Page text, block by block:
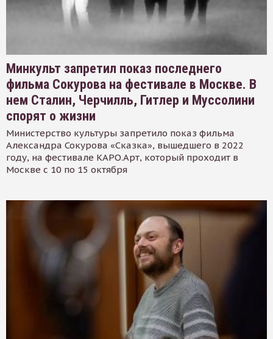
Минкульт запретил показ последнего
фильма Сокурова на фестивале в Москве. В
нем Сталин, Черчилль, Гитлер и Муссолини
спорят о жизни
Министерство культуры запретило показ фильма
Александра Сокурова «Сказка», вышедшего в 2022
году, на фестивале КАРО.Арт, который проходит в
Москве с 10 по 15 октября